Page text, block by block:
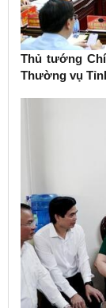
Thủ tướng
Thường vụ